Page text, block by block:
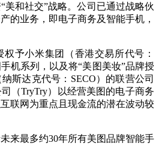
美和社交”战略。公司已通过战略伙
的业务，即电子商务及智能手机，
予小米集团（香港交易所代号：
机系列，以及将“美图美妆”品牌授
斯达克代号：SECO）的联营公司
（TryTry）以经营美图的电子商务
联网为重点且现金流的潜在波动较
最多约30年所有美图品牌智能手